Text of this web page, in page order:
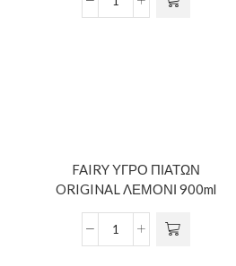
FAIRY ΥΓΡΟ ΠΙΑΤΩΝ
ORIGINAL ΛΕΜΟΝΙ 900ml